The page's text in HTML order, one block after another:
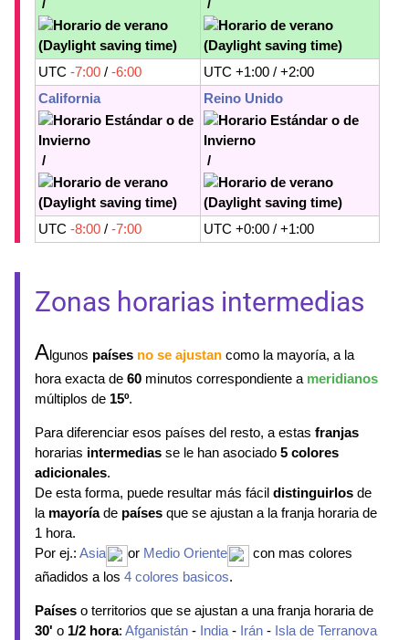
/ /
UTC -7:00 / -6:00
UTC +1:00 / +2:00
California
/
Reino Unido
/
UTC -8:00 / -7:00 UTC +0:00 / +1:00
Zonas horarias intermedias
Algunos países no se ajustan como la mayoría, a la
hora exacta de 60 minutos correspondiente a meridianos
múltiplos de 15º.
Para diferenciar esos países del resto, a estas franjas
horarias intermedias se le han asociado 5 colores
adicionales.
De esta forma, puede resultar más fácil distinguirlos de
la mayoríade países que se ajustan a la franja horaria de
1 hora.
Por ej.: Asia or Medio Oriente
con mas colores
añadidos a los 4 colores basicos.
Países o territorios que se ajustan a una franja horaria de
30' o 1/2 hora: Afganistán - India- Irán - Isla de Terranova